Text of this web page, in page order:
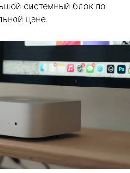
системный блок по
цене.